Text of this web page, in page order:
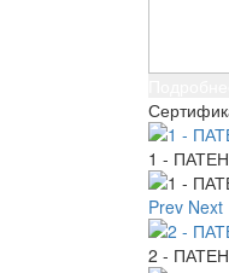
1 -
Prev Next
2 -